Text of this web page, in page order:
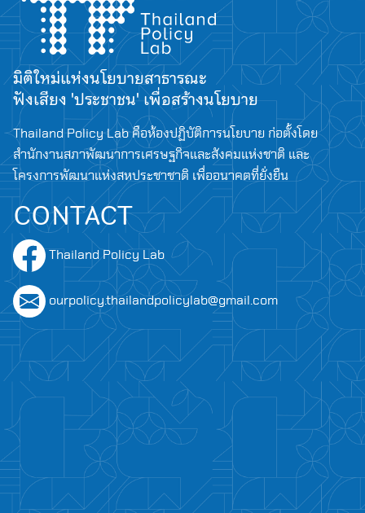
มิติใหม่แห่งนโยบายสาธารณะ
ฟังเสียง 'ประชาชน' เพื่อสร้างนโยบาย
Thailand Policy Lab คือห้องปฏิบัติการนโยบาย ก่อตั้งโดย
สำนักงานสภาพัฒนาการเศรษฐกิจและสังคมแห่งชาติ และ
โครงการพัฒนาแห่งสหประชาชาติ เพื่ออนาคตที่ยั่งยืน
CONTACT
Thailand Policy Lab
ourpolicy.thailandpolicylab@gmail.com